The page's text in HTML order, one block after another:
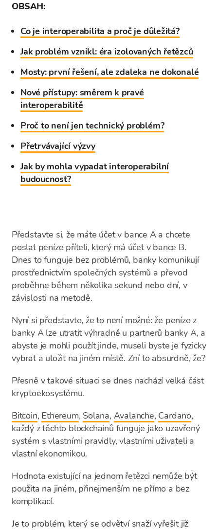
OBSAH:
Co je interoperabilita a proč je důležitá?
Jak problém vznikl: éra izolovaných řetězců
Mosty: první řešení, ale zdaleka ne dokonalé
Nové přístupy: směrem k pravé
interoperabilitě
Proč to není jen technický problém?
Přetrvávající výzvy
Jak by mohla vypadat interoperabilní
budoucnost?
Představte si, že máte účet v bance A a chcete
poslat peníze příteli, který má účet v bance B.
Dnes to funguje bez problémů, banky komunikují
prostřednictvím společných systémů a převod
proběhne během několika sekund nebo dní, v
závislosti na metodě.
Nyní si představte, že to není možné: že peníze z
banky A lze utratit výhradně u partnerů banky A, a
abyste je mohli použít jinde, museli byste je fyzicky
vybrat a uložit na jiném místě. Zní to absurdně, že?
Přesně v takové situaci se dnes nachází velká část
kryptoekosystému.
Bitcoin, Ethereum, Solana, Avalanche, Cardano,
každý z těchto blockchainů funguje jako uzavřený
systém s vlastními pravidly, vlastními uživateli a
vlastní ekonomikou.
Hodnota existující na jednom řetězci nemůže být
použita na jiném, přinejmenším ne přímo a bez
komplikací.
Je to problém, který se odvětví snaží vyřešit již